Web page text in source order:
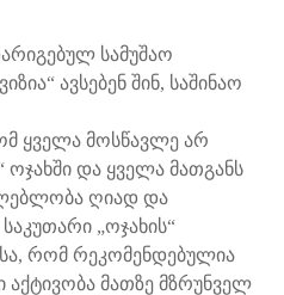
სამუშაო
ავსებენ შინ, საშინაო
ყველა მოსწავლე არ
და ყველა მათგანს
ღიად და
„ოჯახის“
რომ რეკომენდებულია
მათზე მზრუნველ